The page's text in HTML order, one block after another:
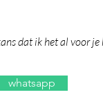
dat ik het al voor je
whatsapp